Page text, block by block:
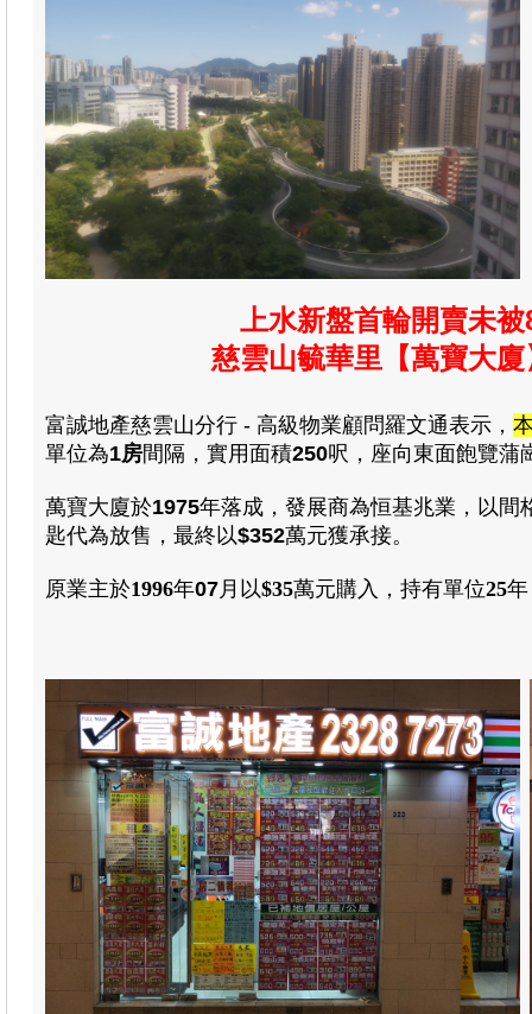
上水新盤首輪開賣未
慈雲山毓華里 【萬寶大
富誠地產慈雲山分行 - 高級物業顧問羅文通表示，
單位為1房間隔 ， 實用面積250呎，座向東面飽覽蒲
萬寶大廈於1975年落成，發展商為恒基兆業，以間
匙代為放售，最終以$352萬元獲承接。
原業主於1996年07 月 以$35萬元購 入 ， 持有單位25年